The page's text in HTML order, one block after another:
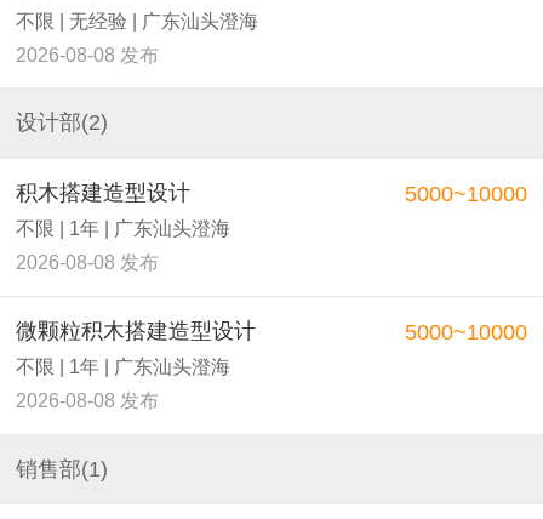
不限 | 无经验 | 广东汕头澄海
2026-08-08 发布
设计部(2)
积木搭建造型设计
不限 | 1年 | 广东汕头澄海
2026-08-08 发布
5000~10000
微颗粒积木搭建造型设计
不限 | 1年 | 广东汕头澄海
2026-08-08 发布
5000~10000
销售部(1)